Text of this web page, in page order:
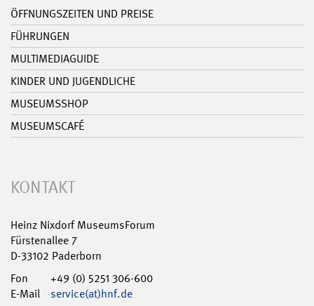
ÖFFNUNGSZEITEN UND PREISE
FÜHRUNGEN
MULTIMEDIAGUIDE
KINDER UND JUGENDLICHE
MUSEUMSSHOP
MUSEUMSCAFÉ
KONTAKT
Heinz Nixdorf MuseumsForum
Fürstenallee 7
D-33102 Paderborn
Fon
+49 (0) 5251 306-600
E-Mail
service(at)hnf.de